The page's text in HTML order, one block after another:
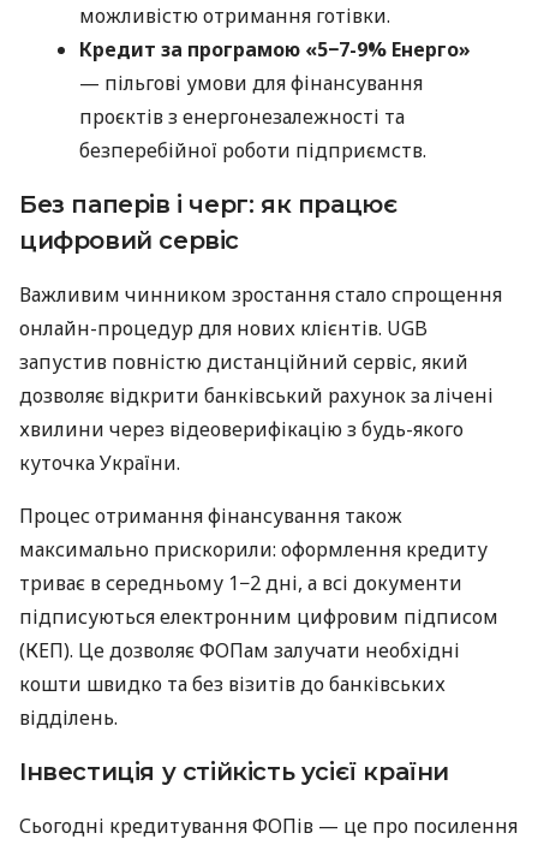
можливістю отримання готівки.
Кредит за програмою «5−7-9% Енерго»
— пільгові умови для фінансування
проєктів з енергонезалежності та
безперебійної роботи підприємств.
Без паперів і черг: як працює
цифровий сервіс
Важливим чинником зростання стало спрощення
онлайн-процедур для нових клієнтів. UGB
запустив повністю дистанційний сервіс, який
дозволяє відкрити банківський рахунок за лічені
хвилини через відеоверифікацію з будь-якого
куточка України.
Процес отримання фінансування також
максимально прискорили: оформлення кредиту
триває в середньому 1−2 дні, а всі документи
підписуються електронним цифровим підписом
(КЕП). Це дозволяє ФОПам залучати необхідні
кошти швидко та без візитів до банківських
відділень.
Інвестиція у стійкість усієї країни
Сьогодні кредитування ФОПів — це про посилення